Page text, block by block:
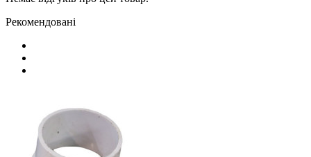
Рекомендовані